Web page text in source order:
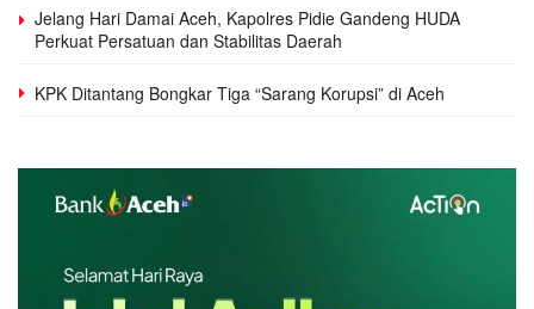
Jelang Hari Damai Aceh, Kapolres Pidie Gandeng HUDA
Perkuat Persatuan dan Stabilitas Daerah
KPK Ditantang Bongkar Tiga “Sarang Korupsi” di Aceh